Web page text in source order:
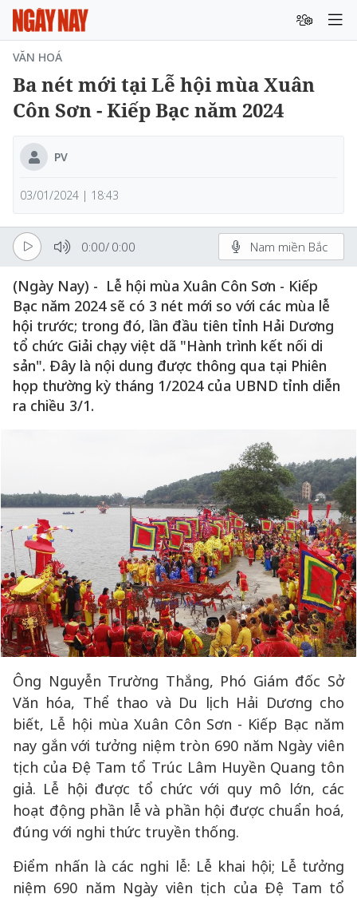
VĂN HOÁ
Ba nét mới tại Lễ hội mùa Xuân
Côn Sơn - Kiếp Bạc năm 2024
PV
03/01/2024 | 18:43
0:00/ 0:00 Nam miền Bắc
(Ngày Nay) - Lễ hội mùa Xuân Côn Sơn - Kiếp
Bạc năm 2024 sẽ có 3 nét mới so với các mùa lễ
hội trước; trong đó, lần đầu tiên tỉnh Hải Dương
tổ chức Giải chạy việt dã "Hành trình kết nối di
sản". Đây là nội dung được thông qua tại Phiên
họp thường kỳ tháng 1/2024 của UBND tỉnh diễn
ra chiều 3/1.
Ông Nguyễn Trường Thắng, Phó Giám đốc Sở
Văn hóa, Thể thao và Du lịch Hải Dương cho
biết, Lễ hội mùa Xuân Côn Sơn - Kiếp Bạc năm
nay gắn với tưởng niệm tròn 690 năm Ngày viên
tịch của Đệ Tam tổ Trúc Lâm Huyền Quang tôn
giả. Lễ hội được tổ chức với quy mô lớn, các
hoạt động phần lễ và phần hội được chuẩn hoá,
đúng với nghi thức truyền thống.
Điểm nhấn là các nghi lễ: Lễ khai hội; Lễ tưởng
niệm 690 năm Ngày viên tịch của Đệ Tam tổ